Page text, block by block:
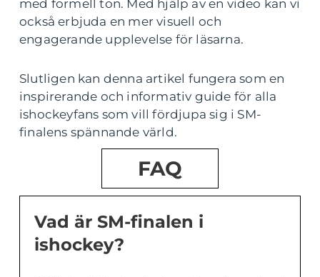
med formell ton. Med hjälp av en video kan vi
också erbjuda en mer visuell och
engagerande upplevelse för läsarna.
Slutligen kan denna artikel fungera som en
inspirerande och informativ guide för alla
ishockeyfans som vill fördjupa sig i SM-
finalens spännande värld.
FAQ
Vad är SM-finalen i
ishockey?